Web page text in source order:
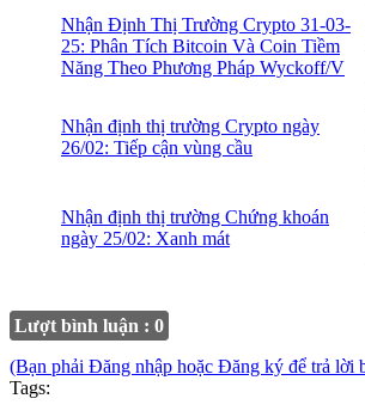
Nhận Định Thị Trường Crypto 31-03-
25: Phân Tích Bitcoin Và Coin Tiềm
Năng Theo Phương Pháp Wyckoff/V
Nhận định thị trường Crypto ngày
26/02: Tiếp cận vùng cầu
Nhận định thị trường Chứng khoán
ngày 25/02: Xanh mát
Lượt bình luận : 0
(Bạn phải Đăng nhập hoặc Đăng ký để trả lời
Tags: